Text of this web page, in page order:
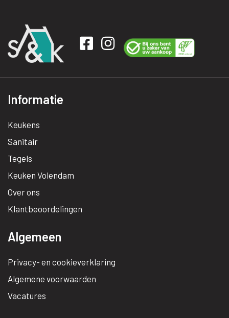
Informatie
Keukens
Sanitair
Tegels
Keuken Volendam
Over ons
Klantbeoordelingen
Algemeen
Privacy- en cookieverklaring
Algemene voorwaarden
Vacatures